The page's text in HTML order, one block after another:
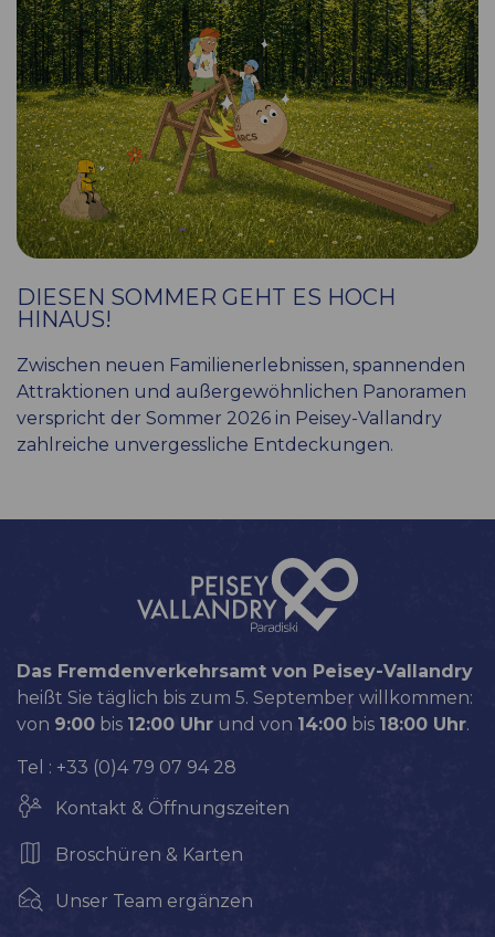
DIESEN SOMMER GEHT ES HOCH
HINAUS!
Zwischen neuen Familienerlebnissen, spannenden
Attraktionen und außergewöhnlichen Panoramen
verspricht der Sommer 2026 in Peisey-Vallandry
zahlreiche unvergessliche Entdeckungen.
Das Fremdenverkehrsamt von Peisey-Vallandry
heißt Sie täglich bis zum 5. September willkommen:
von 9:00 bis 12:00 Uhr und von 14:00 bis 18:00 Uhr.
Tel : +33 (0)4 79 07 94 28
Kontakt & Öffnungszeiten
Broschüren & Karten
Unser Team ergänzen